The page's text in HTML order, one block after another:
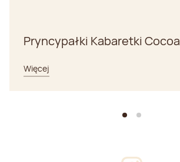
Pryncypałki Kabaretki Cocoa
Więcej